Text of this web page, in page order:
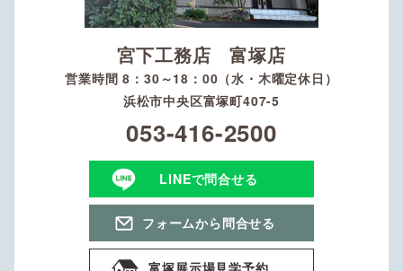
宮下工務店 富塚店
営業時間 8：30～18：00（水・木曜定休日）
浜松市中央区富塚町407-5
053-416-2500
LINEで問合せる
フォームから問合せる